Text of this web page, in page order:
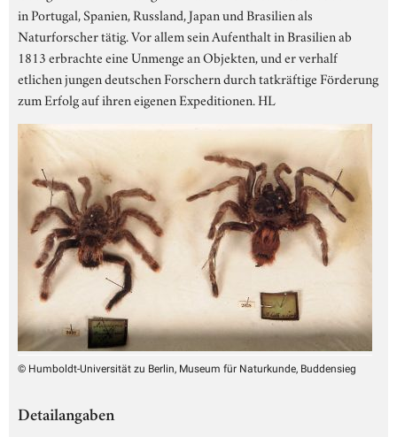
in Portugal, Spanien, Russland, Japan und Brasilien als
Naturforscher tätig. Vor allem sein Aufenthalt in Brasilien ab
1813 erbrachte eine Unmenge an Objekten, und er verhalf
etlichen jungen deutschen Forschern durch tatkräftige Förderung
zum Erfolg auf ihren eigenen Expeditionen. HL
© Humboldt-Universität zu Berlin, Museum für Naturkunde, Buddensieg
Detailangaben